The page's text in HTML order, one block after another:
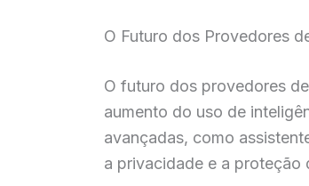
O Futuro dos Provedores
O futuro dos provedores
aumento do uso de
avançadas, como
a privacidade e a proteção